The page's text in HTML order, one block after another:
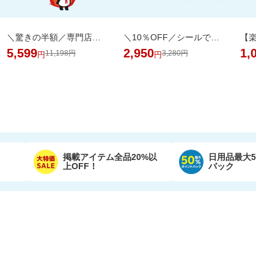
＼驚きの半額／専門店のワンランク上の芳醇な香りと深いコクの金と銀の濃い味珈琲福袋
5,599円11,198円
＼10％OFF／シールで貼るだけ！壁に固定★見守りカメラ ペット・留守番・屋内防犯にも
2,950円3,280円
掲載アイテム全品20%以
上OFF！
日用品最大
バック